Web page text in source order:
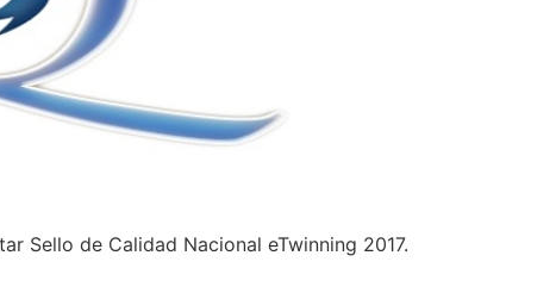
Sello de Calidad Nacional eTwinning 2017.